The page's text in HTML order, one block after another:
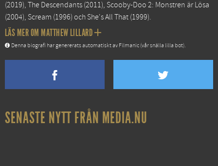
(2019), The Descendants (2011), Scooby-Doo 2: Monstren är Lösa
(2004), Scream (1996) och She's All That (1999).
LÄS MER OM MATTHEW LILLARD
Denna biografi har genererats automatiskt av Filmanic (vår snälla lilla bot).
SENASTE NYTT FRÅN MEDIA.NU